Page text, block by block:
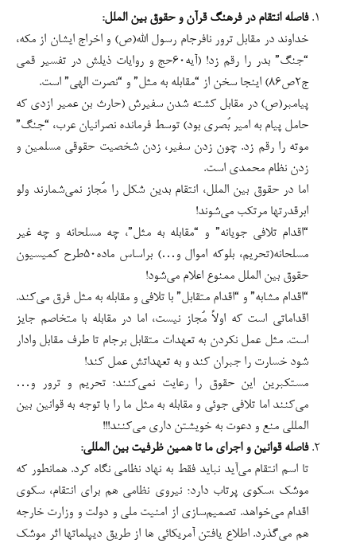
فاصله انتقام در فرهنگ قرآن و حقوق بین الملل:
خداوند در مقابل ترور نافرجام رسول الله(ص) و اخراج ایشان از مکه،
“جنگ” بدر را رقم زد! (آیه۶۰حج و روایات ذیلش در تفسیر قمی
ج۲ص۸۶) اینجا سخن از “مقابله به مثل” و “نصرت الهی” است.
پیامبر(ص) در مقابل کشته شدن سفیرش (حارث بن عمیر ازدی که
حامل پیام به امیر بُصری بود) توسط فرمانده نصرانیان عرب، “جنگ”
موته را رقم زد. چون زدن سفیر، زدن شخصیت حقوقی مسلمین و
زدن نظام محمدی است.
اما در حقوق بین الملل، انتقام بدین شکل را مُجاز نمی‌شمارند ولو
ابرقدرتها مرتکب می‌شوند!
“اقدام تلافی جویانه” و “مقابله به مثل”، چه مسلحانه و چه غیر
مسلحانه(تحریم، بلوکه اموال و…) براساس ماده۵۰طرح کمیسیون
حقوق بین الملل ممنوع اعلام می‌شود!
“اقدام مشابه” و “اقدام متقابل” با تلافی و مقابله به مثل فرق می‌‌کند.
اقداماتی است که اولاً مُجاز نیست، اما در مقابله با متخاصم جایز
است. مثل عمل نکردن به تعهدات متقابل برجام تا طرف مقابل وادار
شود خسارت را جبران کند و به تعهداتش عمل کند!
مستکبرین این حقوق را رعایت نمی‌‌کنند؛ تحریم و ترور و…
می‌‌کنند اما تلافی جوئی و مقابله به مثل ما را با توجه به قوانین بین
المللی منع و دعوت به خویشتن داری می‌‌کنند!!!
فاصله قوانین و اجرای ما تا همین ظرفیت بین المللی:
تا اسم انتقام می‌آید نباید فقط به نهاد نظامی نگاه کرد. همانطور که
موشک ،سکوی پرتاب دارد؛ نیروی نظامی هم برای انتقام، سکوی
اقدام می‌خواهد. تصمیم‌سازی از امنیت ملی و دولت و وزارت خارجه
هم می‌‌گذرد. اطلاع یافتن آمریکائی ها از طریق دیپلماتها اثر موشک